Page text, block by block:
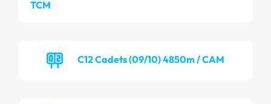
TCM
C12 Cadets (09/10) 4850m / CAM